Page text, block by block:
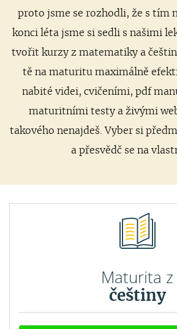
proto jsme se rozhodli, že s tím
konci léta jsme si sedli s našimi
tvořit kurzy z matematiky a
tě na maturitu maximálně
nabité videi, cvičeními, pdf
maturitními testy a živými
takového nenajdeš. Vyber si
a přesvědč se na
Maturita z
češtiny